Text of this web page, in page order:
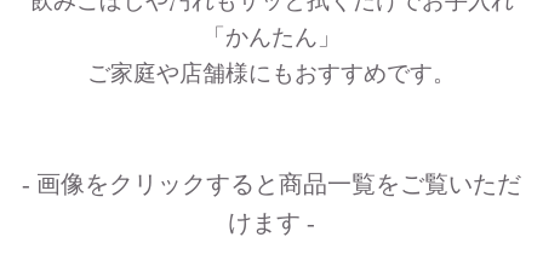
「かんたん」
ご家庭や店舗様にもおすすめです。
- 画像をクリックすると商品一覧をご覧いただ
けます -